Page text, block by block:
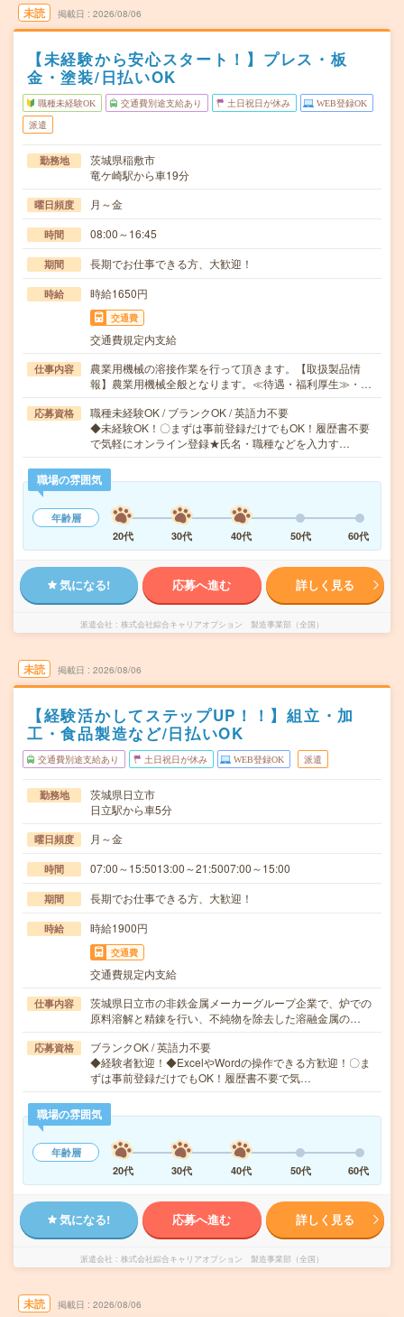
未読 掲載日 2026/08/06
【未経験から安心スタート！】プレス・板
金・塗装/日払いOK
職種未経験OK 交通費別途支給あり 土日祝日が休み WEB登録OK
派遣
勤務地
茨城県稲敷市
竜ケ崎駅から車19分
曜日頻度 月～金
時間 08:00～16:45
期間 長期でお仕事できる方、大歓迎！
時給 時給1650円
交通費
交通費規定内支給
仕事内容
農業用機械の溶接作業を行って頂きます。【取扱製品情
報】農業用機械全般となります。≪待遇・福利厚生≫・…
応募資格
職種未経験OK / ブランクOK / 英語力不要
◆未経験OK！〇まずは事前登録だけでもOK！履歴書不要
で気軽にオンライン登録★氏名・職種などを入力す…
職場の雰囲気
年齢層
20代
30代 40代 50代 60代
気になる! 応募へ進む 詳しく見る
派遣会社 株式会社綜合キャリアオプション 製造事業部（全国）
未読 掲載日 2026/08/06
【経験活かしてステップUP！！】組立・加
工・食品製造など/日払いOK
交通費別途支給あり 土日祝日が休み WEB登録OK 派遣
勤務地
茨城県日立市
日立駅から車5分
曜日頻度 月～金
時間 07:00～15:5013:00～21:5007:00～15:00
期間 長期でお仕事できる方、大歓迎！
時給 時給1900円
交通費
交通費規定内支給
仕事内容
茨城県日立市の非鉄金属メーカーグループ企業で、炉での
原料溶解と精錬を行い、不純物を除去した溶融金属の…
応募資格
ブランクOK / 英語力不要
◆経験者歓迎！◆ExcelやWordの操作できる方歓迎！〇ま
ずは事前登録だけでもOK！履歴書不要で気…
職場の雰囲気
年齢層
20代
30代 40代 50代 60代
気になる! 応募へ進む 詳しく見る
派遣会社 株式会社綜合キャリアオプション 製造事業部（全国）
未読 掲載日 2026/08/06